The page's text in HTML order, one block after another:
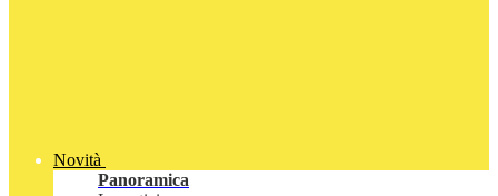
Novità
Panoramica